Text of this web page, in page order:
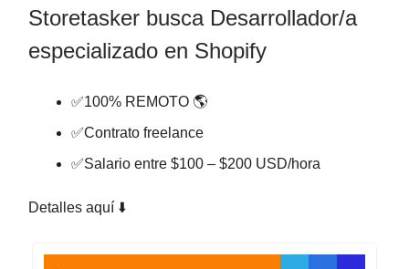
Storetasker busca Desarrollador/a
especializado en Shopify
✅100% REMOTO 🌎
✅Contrato freelance
✅Salario entre $100 – $200 USD/hora
Detalles aquí ⬇️